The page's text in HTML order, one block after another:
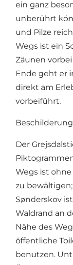
ein ganz
unberührt
und Pilze
Wegs ist ein
Zäunen
Ende geht er
direkt am
vorbeiführt.
Der
Wegs ist
zu
Sønderskov
Waldrand an
Nähe des
öffentliche
benutzen.